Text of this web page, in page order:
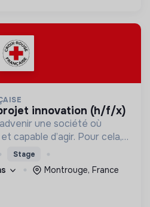
innovation (h/f/x)
une société où
capable d’agir. Pour cela,
et des lieux
et adaptés à tous.
Stage
Montrouge, France